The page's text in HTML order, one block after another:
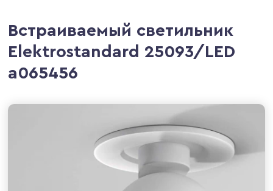
Встраиваемый светильник
Elektrostandard 25093/LED
a065456